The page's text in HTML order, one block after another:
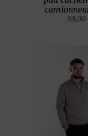
99,00